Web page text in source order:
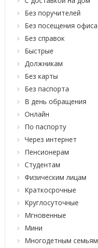
Без поручителей
Без посещения офиса
Без справок
Быстрые
Должникам
Без карты
Без паспорта
В день обращения
Онлайн
По паспорту
Через интернет
Пенсионерам
Студентам
Физическим лицам
Краткосрочные
Круглосуточные
Мгновенные
Мини
Многодетным семьям